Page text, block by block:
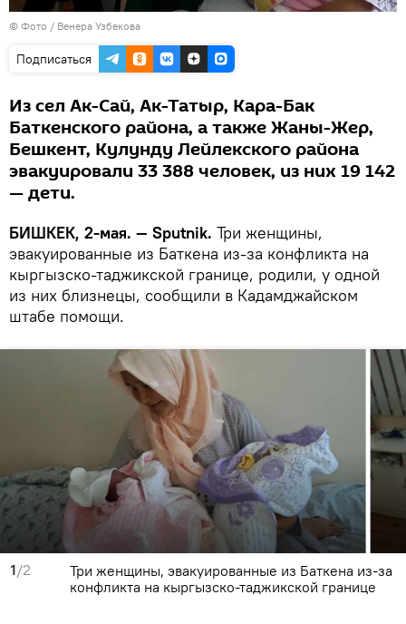
© Фото / Венера Узбекова
Подписаться
Из сел Ак-Сай, Ак-Татыр, Кара-Бак
Баткенского района, а также Жаны-Жер,
Бешкент, Кулунду Лейлекского района
эвакуировали 33 388 человек, из них 19 142
— дети.
БИШКЕК, 2-мая. — Sputnik. Три женщины,
эвакуированные из Баткена из-за конфликта на
кыргызско-таджикской границе, родили, у одной
из них близнецы, сообщили в Кадамджайском
штабе помощи.
1/2
Три женщины, эвакуированные из Баткена из-за
конфликта на кыргызско-таджикской границе